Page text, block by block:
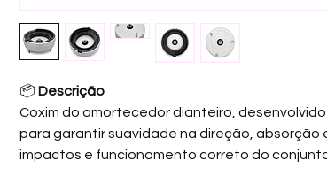
📦 Descrição
Coxim do amortecedor dianteiro,
para garantir suavidade na direção, absorção
impactos e funcionamento correto do